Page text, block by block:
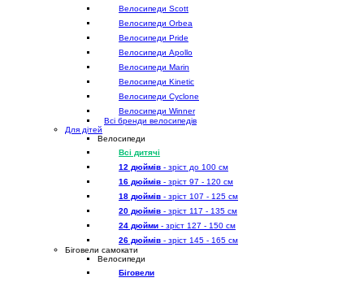
Велосипеди Scott
Велосипеди Orbea
Велосипеди Pride
Велосипеди Apollo
Велосипеди Marin
Велосипеди Kinetic
Велосипеди Cyclone
Велосипеди Winner
Всі бренди велосипедів
Для дітей
Велосипеди
Всі дитячі
12 дюймів - зріст до 100 см
16 дюймів - зріст 97 - 120 см
18 дюймів - зріст 107 - 125 см
20 дюймів - зріст 117 - 135 см
24 дюйми - зріст 127 - 150 см
26 дюймів - зріст 145 - 165 см
Біговели самокати
Велосипеди
Біговели